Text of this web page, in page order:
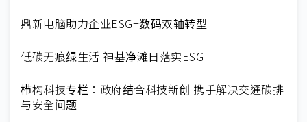
鼎新电脑助力企业ESG+数码双轴转型
低碳无痕绿生活 神基净滩日落实ESG
栉构科技专栏：政府结合科技新创 携手解决交通碳排
与安全问题